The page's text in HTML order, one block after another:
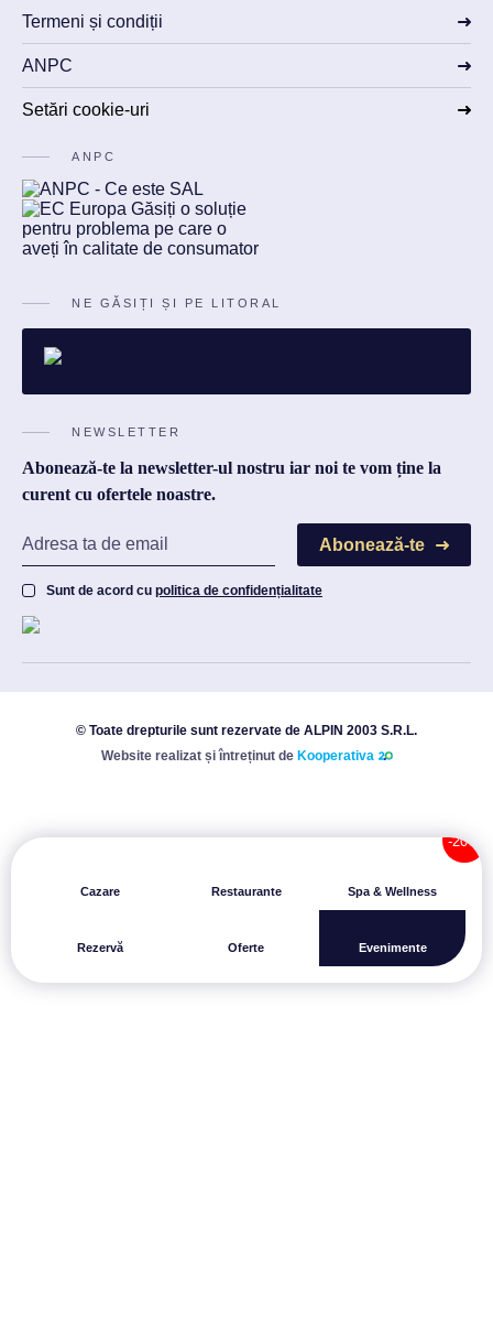
Termeni și condiții
ANPC
Setări cookie-uri
ANPC
NE GĂSIȚI ȘI PE LITORAL
NEWSLETTER
Abonează-te la newsletter-ul nostru iar noi te vom ține la
curent cu ofertele noastre.
Abonează-te
Sunt de acord cu politica de confidențialitate
© Toate drepturile sunt rezervate de ALPIN 2003 S.R.L.
Website realizat și întreținut de Kooperativa
Cazare Restaurante Spa & Wellness
Rezervă Oferte Evenimente